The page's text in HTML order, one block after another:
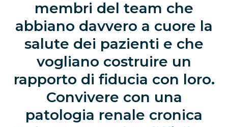
membri del team che
abbiano davvero a cuore la
salute dei pazienti e che
vogliano costruire un
rapporto di fiducia con loro.
Convivere con una
patologia renale cronica